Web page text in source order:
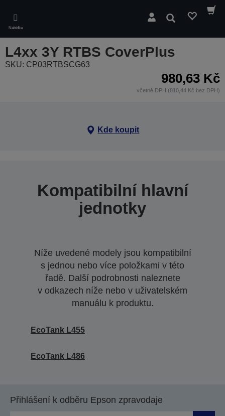
main
content
Nabídka
Hledat
L4xx 3Y RTBS CoverPlus
SKU: CP03RTBSCG63
980,63 Kč
včetně DPH (810,44 Kč bez DPH)
Kde koupit
Kompatibilní hlavní
jednotky
Níže uvedené modely jsou kompatibilní
s jednou nebo více položkami v této
řadě. Další podrobnosti naleznete
v odkazech níže nebo v uživatelském
manuálu k produktu.
EcoTank L455
EcoTank L486
Přihlášení k odběru Epson zpravodaje